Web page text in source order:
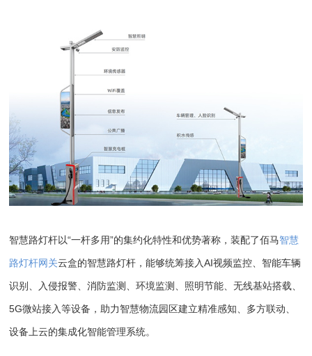
智慧路灯杆以“一杆多用”的集约化特性和优势著称，装配了佰马智慧
路灯杆网关云盒的智慧路灯杆，能够统筹接入AI视频监控、智能车辆
识别、入侵报警、消防监测、环境监测、照明节能、无线基站搭载、
5G微站接入等设备，助力智慧物流园区建立精准感知、多方联动、
设备上云的集成化智能管理系统。